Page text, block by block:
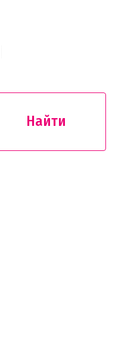
Найти